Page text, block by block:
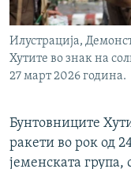
Илустрација,
Хутите во знак на
27 март 2026 година.
Бунтовниците
ракети во рок од
јеменската група,